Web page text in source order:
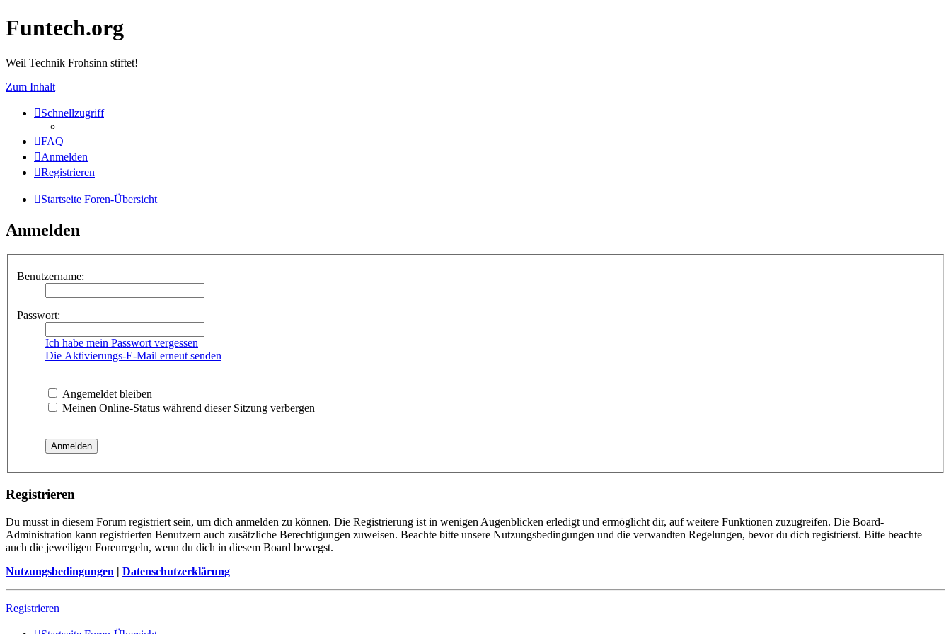
Funtech.org
Weil Technik Frohsinn stiftet!
Zum Inhalt
Schnellzugriff
FAQ
Anmelden
Registrieren
Startseite Foren-Übersicht
Anmelden
Benutzername:
Passwort:
Ich habe mein Passwort vergessen
Die Aktivierungs-E-Mail erneut senden
Angemeldet bleiben
Meinen Online-Status während dieser Sitzung verbergen
Registrieren
Du musst in diesem Forum registriert sein, um dich anmelden zu können. Die Registrierung ist in wenigen Augenblicken erledigt und ermöglicht dir, auf weitere Funktionen zuzugreifen. Die Board-
Administration kann registrierten Benutzern auch zusätzliche Berechtigungen zuweisen. Beachte bitte unsere Nutzungsbedingungen und die verwandten Regelungen, bevor du dich registrierst. Bitte beachte
auch die jeweiligen Forenregeln, wenn du dich in diesem Board bewegst.
Nutzungsbedingungen | Datenschutzerklärung
Registrieren